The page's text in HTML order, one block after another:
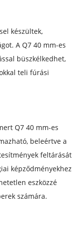
készültek,
A Q7 40 mm-es
büszkélkedhet,
teli fúrási
Q7 40 mm-es
beleértve a
feltárását
képződményekhez
eszközzé
számára.